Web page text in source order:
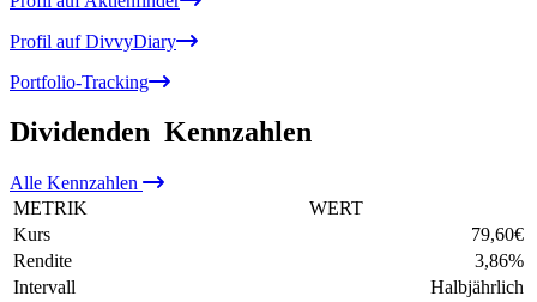
Profil auf DivvyDiary
Portfolio-Tracking
Dividenden Kennzahlen
Alle Kennzahlen
METRIK
WERT
Kurs
79,60€
Rendite
3,86%
Intervall
Halbjährlich